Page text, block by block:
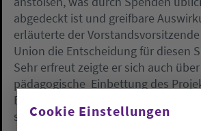
abgedeckt ist und greifbare
erläuterte der
Union die Entscheidung für diesen
Sehr erfreut zeigte er sich auch
pädagogische Einbettung des
Engagement von Jugendlichen bei
schon "sehr toll".
Cookie Einstellungen